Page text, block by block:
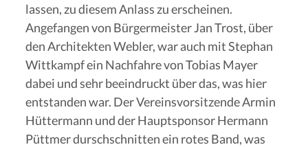
lassen, zu diesem Anlass zu erscheinen.
Angefangen von Bürgermeister Jan Trost, über
den Architekten Webler, war auch mit Stephan
Wittkampf ein Nachfahre von Tobias Mayer
dabei und sehr beeindruckt über das, was hier
entstanden war. Der Vereinsvorsitzende Armin
Hüttermann und der Hauptsponsor Hermann
Püttmer durschschnitten ein rotes Band, was